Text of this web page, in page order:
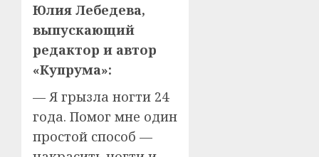
Юлия Лебедева,
выпускающий
редактор и автор
«Купрума»:
— Я грызла ногти 24
года. Помог мне один
простой способ —